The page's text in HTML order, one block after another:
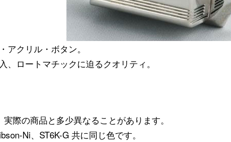
アクリル・ボタン。
、ロートマチックに迫るクオリティ。
際の商品と多少異なることがあります。
Ni、ST6K-G 共に同じ色です。